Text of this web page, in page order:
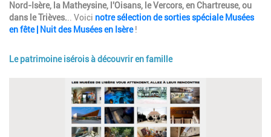
Nord-Isère, la Matheysine, l'Oisans, le Vercors, en Chartreuse, ou
dans le Trièves.
Voici notre sélection de sorties spéciale Musées
en fête | Nuit des Muséesen Isère!
Le patrimoine isérois à découvrir en famille